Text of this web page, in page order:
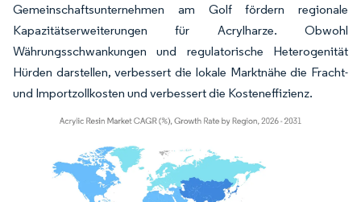
Gemeinschaftsunternehmen am Golf fördern regionale
Kapazitätserweiterungen für Acrylharze. Obwohl
Währungsschwankungen und regulatorische Heterogenität
Hürden darstellen, verbessert die lokale Marktnähe die Fracht-
und Importzollkosten und verbessert die Kosteneffizienz.